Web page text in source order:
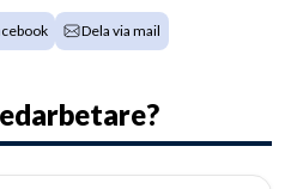
Dela via mail